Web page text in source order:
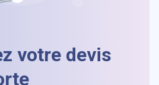
votre devis